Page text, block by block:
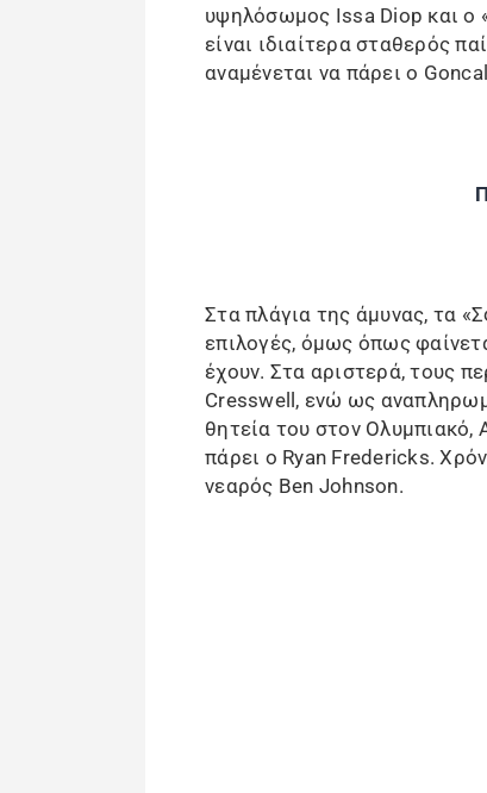
υψηλόσωμος Issa Diop και ο
είναι ιδιαίτερα σταθερός
αναμένεται να πάρει ο
Στα πλάγια της άμυνας, τα
επιλογές, όμως όπως
έχουν. Στα αριστερά, τους
Cresswell, ενώ ως
θητεία του στον Ολυμπιακό,
πάρει ο Ryan Fredericks.
νεαρός Ben Johnson.